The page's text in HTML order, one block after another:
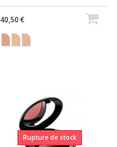
40,50 €
Rupture de stock